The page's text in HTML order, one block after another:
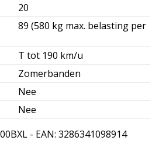
20
89 (580 kg max. belasting per
T tot 190 km/u
Zomerbanden
Nee
Nee
- EAN: 3286341098914